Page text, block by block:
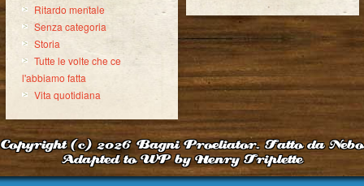
Ritardo mentale
Senza categoria
Storia
Tutte le volte che ce
l'abbiamo fatta
Vita quotidiana
Copyright (c) 2026Bagni Proeliator. Fatto da Nebo
Adapted to WP by Henry Triplette